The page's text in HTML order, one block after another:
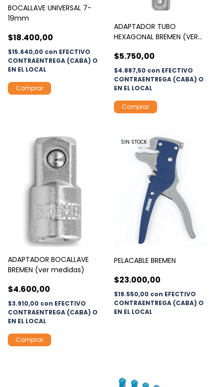
BOCALLAVE UNIVERSAL 7-
19mm
$18.400,00
$15.640,00 con EFECTIVO
CONTRAENTREGA (CABA) O
EN EL LOCAL
ADAPTADOR TUBO
HEXAGONAL BREMEN (VER
$5.750,00
$4.887,50 con EFECTIVO
CONTRAENTREGA (CABA) O
EN EL LOCAL
Comprar
ADAPTADOR BOCALLAVE
BREMEN (ver medidas)
$4.600,00
$3.910,00 con EFECTIVO
CONTRAENTREGA (CABA) O
EN EL LOCAL
Comprar
SIN STOCK
PELACABLE BREMEN
$23.000,00
$19.550,00 con EFECTIVO
CONTRAENTREGA (CABA) O
EN EL LOCAL